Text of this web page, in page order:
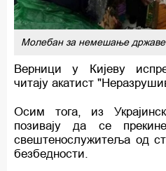
Молебан за немешање државе
Верници у Кијеву
читају акатист
Осим тога, из
позивају да се
свештенослужитеља од
безбедности.